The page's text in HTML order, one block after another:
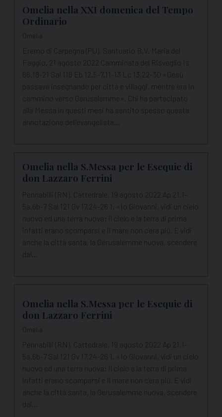
Omelia nella XXI domenica del Tempo
Ordinario
Omelia
Eremo di Carpegna (PU), Santuario B.V. Maria del
Faggio, 21 agosto 2022 Camminata del Risveglio Is
66,18-21 Sal 116 Eb 12,5-7.11-13 Lc 13,22-30 «Gesù
passava insegnando per città e villaggi, mentre era in
cammino verso Gerusalemme». Chi ha partecipato
alla Messa in questi mesi ha sentito spesso questa
annotazione dell’evangelista…
Omelia nella S.Messa per le Esequie di
don Lazzaro Ferrini
Pennabilli (RN), Cattedrale, 19 agosto 2022 Ap 21,1-
5a.6b-7 Sal 121 Gv 17,24-26 1. «Io Giovanni, vidi un cielo
nuovo ed una terra nuova: il cielo e la terra di prima
infatti erano scomparsi e il mare non c’era più. E vidi
anche la città santa, la Gerusalemme nuova, scendere
dal…
Omelia nella S.Messa per le Esequie di
don Lazzaro Ferrini
Omelia
Pennabilli (RN), Cattedrale, 19 agosto 2022 Ap 21,1-
5a.6b-7 Sal 121 Gv 17,24-26 1. «Io Giovanni, vidi un cielo
nuovo ed una terra nuova: il cielo e la terra di prima
infatti erano scomparsi e il mare non c’era più. E vidi
anche la città santa, la Gerusalemme nuova, scendere
dal…